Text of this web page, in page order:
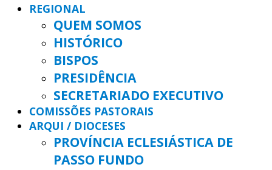
REGIONAL
QUEM SOMOS
HISTÓRICO
BISPOS
PRESIDÊNCIA
SECRETARIADO EXECUTIVO
COMISSÕES PASTORAIS
ARQUI / DIOCESES
PROVÍNCIA ECLESIÁSTICA DE
PASSO FUNDO